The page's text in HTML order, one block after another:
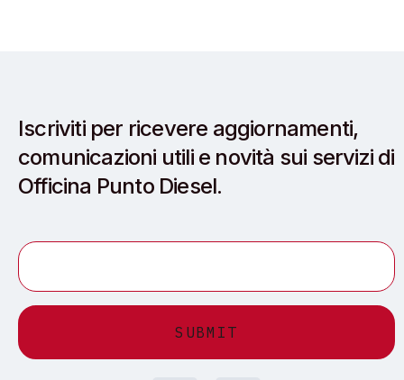
Iscriviti per ricevere aggiornamenti,
comunicazioni utili e novità sui servizi di
Officina Punto Diesel.